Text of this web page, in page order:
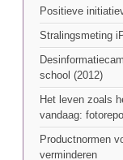
Positieve
Stralingsmeting
school (2012)
Het leven zoals
vandaag:
Productnormen
verminderen